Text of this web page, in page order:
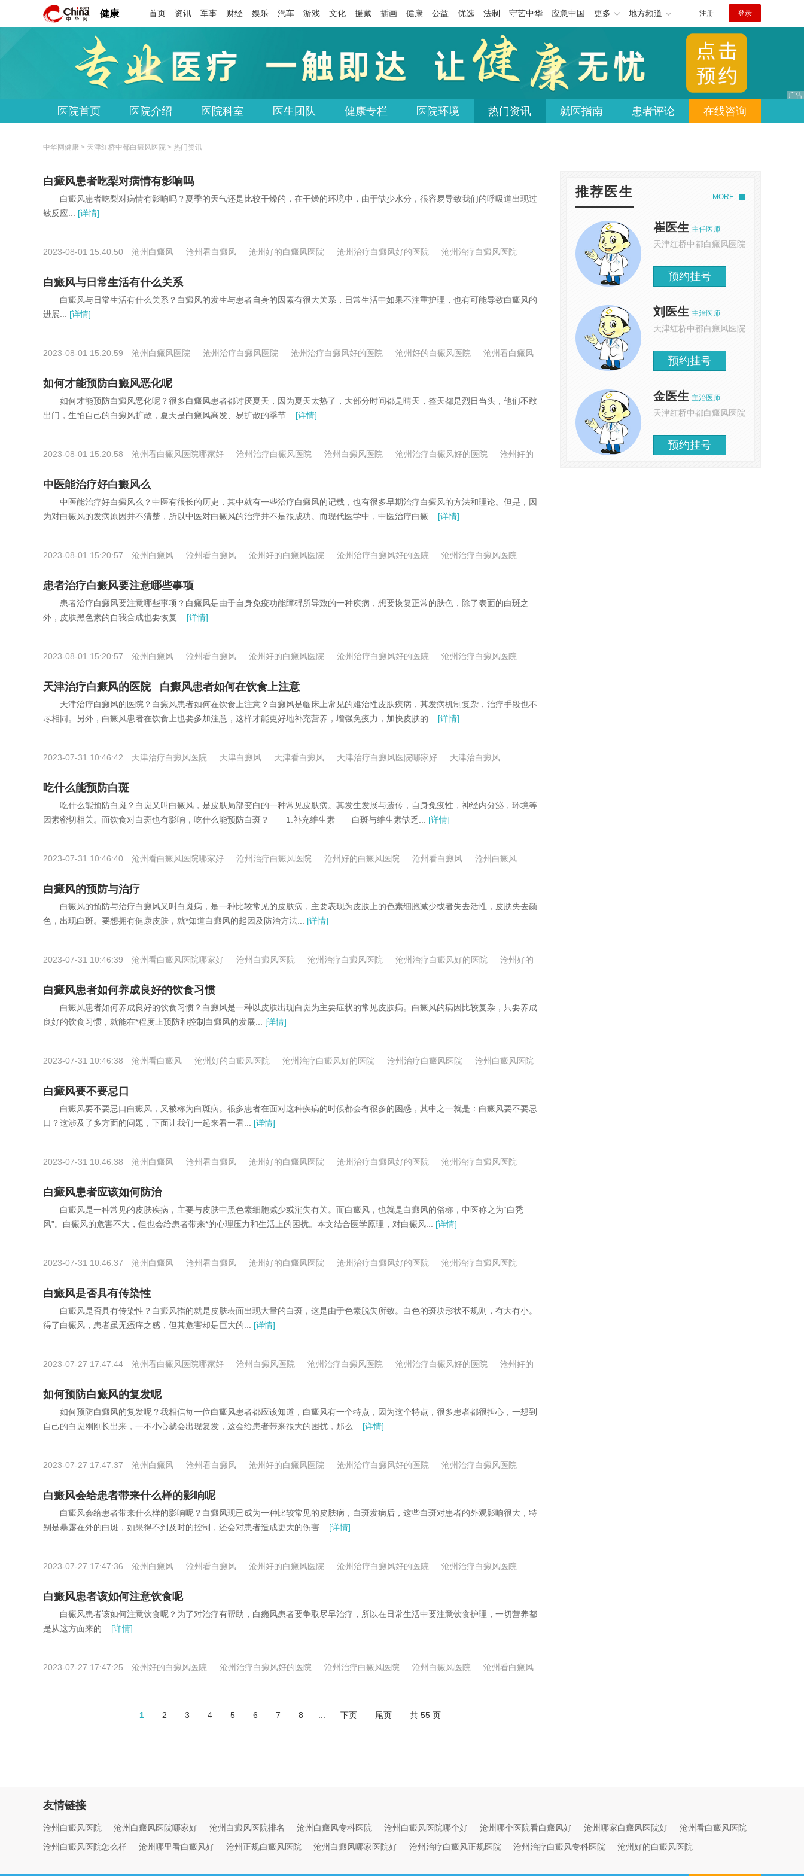
健康 首页 资讯 军事 财经 娱乐 汽车 游戏 文化 援藏 插画 健康 公益 优选 法制 守艺中华 应急中国 更多 地方频道 注册 登录
医院首页 医院介绍 医院科室 医生团队 健康专栏 医院环境 热门资讯 就医指南 患者评论 在线咨询
中华网健康 > 天津红桥中都白癜风医院 > 热门资讯
白癜风患者吃梨对病情有影响吗
白癜风患者吃梨对病情有影响吗？夏季的天气还是比较干燥的，在干燥的环境中，由于缺少水分，很容易导致我们的呼吸道出现过
敏反应...
[详情]
2023-08-01 15:40:50 沧州白癜风 沧州看白癜风 沧州好的白癜风医院 沧州治疗白癜风好的医院 沧州治疗白癜风医院
白癜风与日常生活有什么关系
白癜风与日常生活有什么关系？白癜风的发生与患者自身的因素有很大关系，日常生活中如果不注重护理，也有可能导致白癜风的
进展...
[详情]
2023-08-01 15:20:59 沧州白癜风医院 沧州治疗白癜风医院 沧州治疗白癜风好的医院 沧州好的白癜风医院 沧州看白癜风
如何才能预防白癜风恶化呢
如何才能预防白癜风恶化呢？很多白癜风患者都讨厌夏天，因为夏天太热了，大部分时间都是晴天，整天都是烈日当头，他们不敢
出门，生怕自己的白癜风扩散，夏天是白癜风高发、易扩散的季节...
[详情]
2023-08-01 15:20:58 沧州看白癜风医院哪家好 沧州治疗白癜风医院 沧州白癜风医院 沧州治疗白癜风好的医院
沧州好的
中医能治疗好白癜风么
中医能治疗好白癜风么？中医有很长的历史，其中就有一些治疗白癜风的记载，也有很多早期治疗白癜风的方法和理论。但是，因
为对白癜风的发病原因并不清楚，所以中医对白癜风的治疗并不是很成功。而现代医学中，中医治疗白癜...
[详情]
2023-08-01 15:20:57 沧州白癜风 沧州看白癜风 沧州好的白癜风医院 沧州治疗白癜风好的医院 沧州治疗白癜风医院
患者治疗白癜风要注意哪些事项
患者治疗白癜风要注意哪些事项？白癜风是由于自身免疫功能障碍所导致的一种疾病，想要恢复正常的肤色，除了表面的白斑之
外，皮肤黑色素的自我合成也要恢复...
[详情]
2023-08-01 15:20:57 沧州白癜风 沧州看白癜风 沧州好的白癜风医院 沧州治疗白癜风好的医院 沧州治疗白癜风医院
天津治疗白癜风的医院 _白癜风患者如何在饮食上注意
天津治疗白癜风的医院？白癜风患者如何在饮食上注意？白癜风是临床上常见的难治性皮肤疾病，其发病机制复杂，治疗手段也不
尽相同。另外，白癜风患者在饮食上也要多加注意，这样才能更好地补充营养，增强免疫力，加快皮肤的...
[详情]
2023-07-31 10:46:42 天津治疗白癜风医院 天津白癜风 天津看白癜风 天津治疗白癜风医院哪家好 天津治白癜风
吃什么能预防白斑
吃什么能预防白斑？白斑又叫白癜风，是皮肤局部变白的一种常见皮肤病。其发生发展与遗传，自身免疫性，神经内分泌，环境等
因素密切相关。而饮食对白斑也有影响，吃什么能预防白斑？ 1.补充维生素 白斑与维生素缺乏...
[详情]
2023-07-31 10:46:40 沧州看白癜风医院哪家好 沧州治疗白癜风医院 沧州好的白癜风医院 沧州看白癜风 沧州白癜风
白癜风的预防与治疗
白癜风的预防与治疗白癜风又叫白斑病，是一种比较常见的皮肤病，主要表现为皮肤上的色素细胞减少或者失去活性，皮肤失去颜
色，出现白斑。要想拥有健康皮肤，就*知道白癜风的起因及防治方法...
[详情]
2023-07-31 10:46:39 沧州看白癜风医院哪家好 沧州白癜风医院 沧州治疗白癜风医院 沧州治疗白癜风好的医院
沧州好的
白癜风患者如何养成良好的饮食习惯
白癜风患者如何养成良好的饮食习惯？白癜风是一种以皮肤出现白斑为主要症状的常见皮肤病。白癜风的病因比较复杂，只要养成
良好的饮食习惯，就能在*程度上预防和控制白癜风的发展...
[详情]
2023-07-31 10:46:38 沧州看白癜风 沧州好的白癜风医院 沧州治疗白癜风好的医院 沧州治疗白癜风医院 沧州白癜风医院
白癜风要不要忌口
白癜风要不要忌口白癜风，又被称为白斑病。很多患者在面对这种疾病的时候都会有很多的困惑，其中之一就是：白癜风要不要忌
口？这涉及了多方面的问题，下面让我们一起来看一看...
[详情]
2023-07-31 10:46:38 沧州白癜风 沧州看白癜风 沧州好的白癜风医院 沧州治疗白癜风好的医院 沧州治疗白癜风医院
白癜风患者应该如何防治
白癜风是一种常见的皮肤疾病，主要与皮肤中黑色素细胞减少或消失有关。而白癜风，也就是白癜风的俗称，中医称之为“白秃
风”。白癜风的危害不大，但也会给患者带来*的心理压力和生活上的困扰。本文结合医学原理，对白癜风...
[详情]
2023-07-31 10:46:37 沧州白癜风 沧州看白癜风 沧州好的白癜风医院 沧州治疗白癜风好的医院 沧州治疗白癜风医院
白癜风是否具有传染性
白癜风是否具有传染性？白癜风指的就是皮肤表面出现大量的白斑，这是由于色素脱失所致。白色的斑块形状不规则，有大有小。
得了白癜风，患者虽无瘙痒之感，但其危害却是巨大的...
[详情]
2023-07-27 17:47:44 沧州看白癜风医院哪家好 沧州白癜风医院 沧州治疗白癜风医院 沧州治疗白癜风好的医院
沧州好的
如何预防白癜风的复发呢
如何预防白癜风的复发呢？我相信每一位白癜风患者都应该知道，白癜风有一个特点，因为这个特点，很多患者都很担心，一想到
自己的白斑刚刚长出来，一不小心就会出现复发，这会给患者带来很大的困扰，那么...
[详情]
2023-07-27 17:47:37 沧州白癜风 沧州看白癜风 沧州好的白癜风医院 沧州治疗白癜风好的医院 沧州治疗白癜风医院
白癜风会给患者带来什么样的影响呢
白癜风会给患者带来什么样的影响呢？白癜风现已成为一种比较常见的皮肤病，白斑发病后，这些白斑对患者的外观影响很大，特
别是暴露在外的白斑，如果得不到及时的控制，还会对患者造成更大的伤害...
[详情]
2023-07-27 17:47:36 沧州白癜风 沧州看白癜风 沧州好的白癜风医院 沧州治疗白癜风好的医院 沧州治疗白癜风医院
白癜风患者该如何注意饮食呢
白癜风患者该如何注意饮食呢？为了对治疗有帮助，白癞风患者要争取尽早治疗，所以在日常生活中要注意饮食护理，一切营养都
是从这方面来的...
[详情]
2023-07-27 17:47:25 沧州好的白癜风医院 沧州治疗白癜风好的医院 沧州治疗白癜风医院 沧州白癜风医院
沧州看白癜风
1 2 3 4 5 6 7 8 下页 尾页 共 55 页
推荐医生 MORE
崔医生 主任医师
天津红桥中都白癜风医院
预约挂号
刘医生 主治医师
天津红桥中都白癜风医院
预约挂号
金医生 主治医师
天津红桥中都白癜风医院
预约挂号
友情链接
沧州白癜风医院 沧州白癜风医院哪家好 沧州白癜风医院排名 沧州白癜风专科医院 沧州白癜风医院哪个好 沧州哪个医院看白癜风好 沧州哪家白癜风医院好
沧州看白癜风医院
沧州白癜风医院怎么样
沧州哪里看白癜风好 沧州正规白癜风医院 沧州白癜风哪家医院好 沧州治疗白癜风正规医院 沧州治疗白癜风专科医院 沧州好的白癜风医院